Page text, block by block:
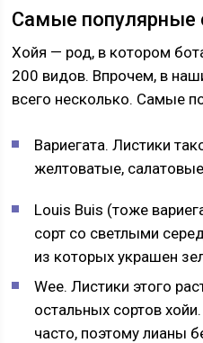
Самые популярные
Хойя — род, в котором
200 видов. Впрочем, в
всего несколько. Самые
Вариегата. Листики
желтоватые,
Louis Buis (тоже
сорт со светлыми
из которых украшен
Wee. Листики этого
остальных сортов
часто, поэтому лианы